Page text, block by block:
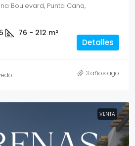
Boulevard, Punta Cana,
76 - 212 m²
Detalles
3 años ago
VENTA